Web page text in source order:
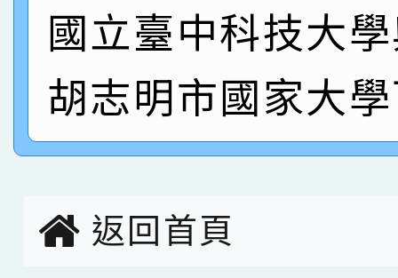
名 指導老師王老師、
園市英語競賽國小朗讀
指導老師林老師
賀！本校參加桃園市中
賽 劉文瑛教師榮獲教
賀！本校參與2026世
國立臺中科技大
胡志明市國家大
返回首頁